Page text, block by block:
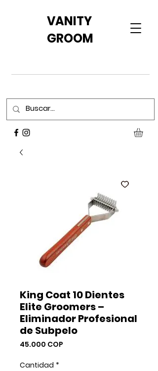
VANITY
GROOM
King Coat 10 Dientes
Elite Groomers –
Eliminador Profesional
de Subpelo
45.000 COP
Cantidad *